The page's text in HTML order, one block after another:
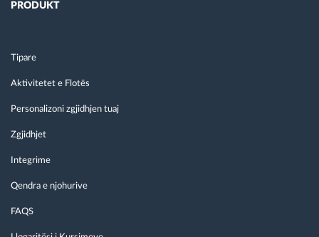
PRODUKT
Tipare
Aktivitetet e Flotës
Personalizoni zgjidhjen tuaj
Zgjidhjet
Integrime
Qendra e njohurive
FAQS